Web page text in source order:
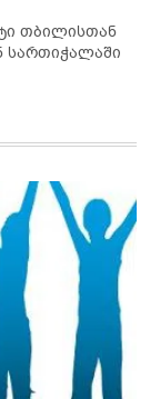
თბილისთან
ახლოს ანუ კოსმოსიდან სართიჭალაში